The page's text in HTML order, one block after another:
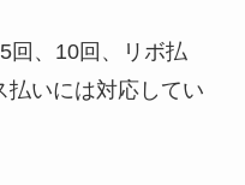
回、10回、リボ払
払いには対応してい